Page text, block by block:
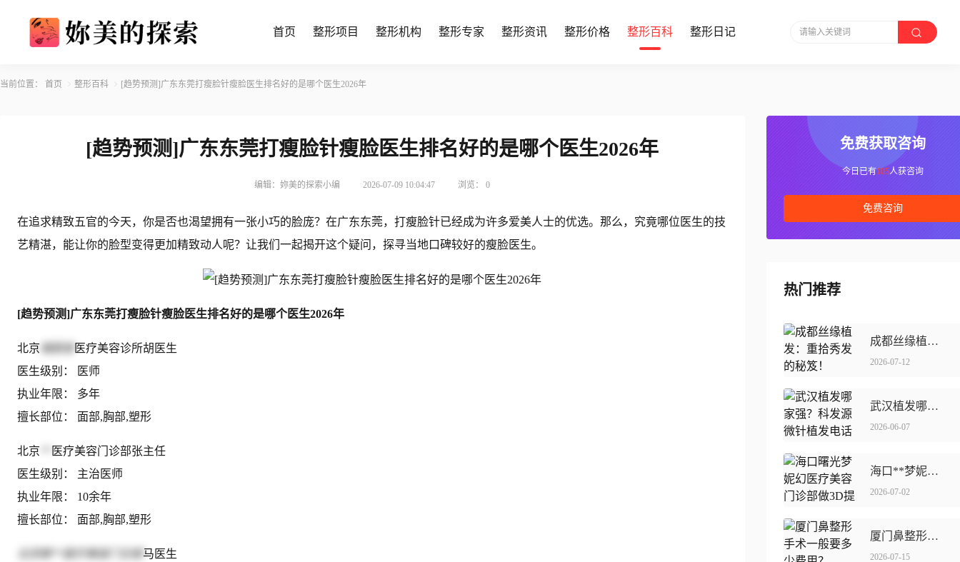
首页 整形项目 整形机构 整形专家 整形资讯 整形价格 整形百科 整形日记 请输入关键词
当前位置： 首页 整形百科 [趋势预测]广东东莞打瘦脸针瘦脸医生排名好的是哪个医生2026年
[趋势预测]广东东莞打瘦脸针瘦脸医生排名好的是哪个医生2026年
编辑：妳美的探索小编 2026-07-09 10:04:47 浏览：0
在追求精致五官的今天，你是否也渴望拥有一张小巧的脸庞？在广东东莞，打瘦脸针已经成为许多爱美人士的优选。那么，究竟哪位医生的技
艺精湛，能让你的脸型变得更加精致动人呢？让我们一起揭开这个疑问，探寻当地口碑较好的瘦脸医生。
[趋势预测]广东东莞打瘦脸针瘦脸医生排名好的是哪个医生2026年
北京
医疗美容诊所胡医生
医生级别： 医师
执业年限： 多年
擅长部位： 面部,胸部,塑形
北京
医疗美容门诊部张主任
医生级别： 主治医师
执业年限： 10余年
擅长部位： 面部,胸部,塑形
马医生
免费获取咨询
今日已有105人获咨询
免费咨询
热门推荐
成都丝缘植发：重拾秀发的秘笈！
2026-07-12
武汉植发哪家强？科发源微针植发电话及全面解析
2026-06-07
海口**梦妮幻医疗美容门诊部做3D提升紧肤术可靠吗
2026-07-02
厦门鼻整形手术一般要多少费用？
2026-07-15